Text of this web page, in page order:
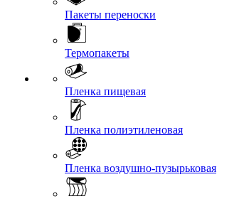
Пакеты переноски
Термопакеты
Пленка пищевая
Пленка полиэтиленовая
Пленка воздушно-пузырьковая